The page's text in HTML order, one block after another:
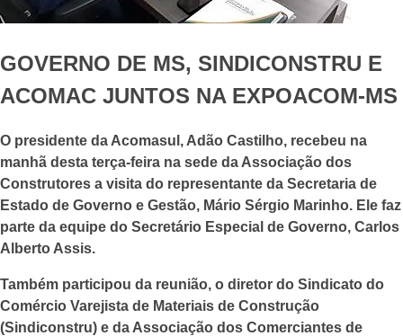
GOVERNO DE MS, SINDICONSTRU E
ACOMAC JUNTOS NA EXPOACOM-MS
O presidente da Acomasul, Adão Castilho, recebeu na
manhã desta terça-feira na sede da Associação dos
Construtores a visita do representante da Secretaria de
Estado de Governo e Gestão, Mário Sérgio Marinho. Ele faz
parte da equipe do Secretário Especial de Governo, Carlos
Alberto Assis.
Também participou da reunião, o diretor do Sindicato do
Comércio Varejista de Materiais de Construção
(Sindiconstru) e da Associação dos Comerciantes de